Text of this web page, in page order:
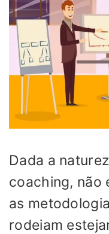
Dada a
coaching, não
as
rodeiam